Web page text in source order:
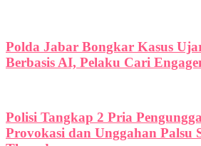
Polda Jabar Bongkar Kasus
Berbasis AI, Pelaku Cari
Polisi Tangkap 2 Pria
Provokasi dan Unggahan Palsu